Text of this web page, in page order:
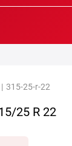
| 315-25-r-22
25 R 22